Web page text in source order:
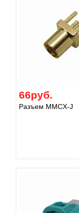
66руб.
Разъем MMCX-J